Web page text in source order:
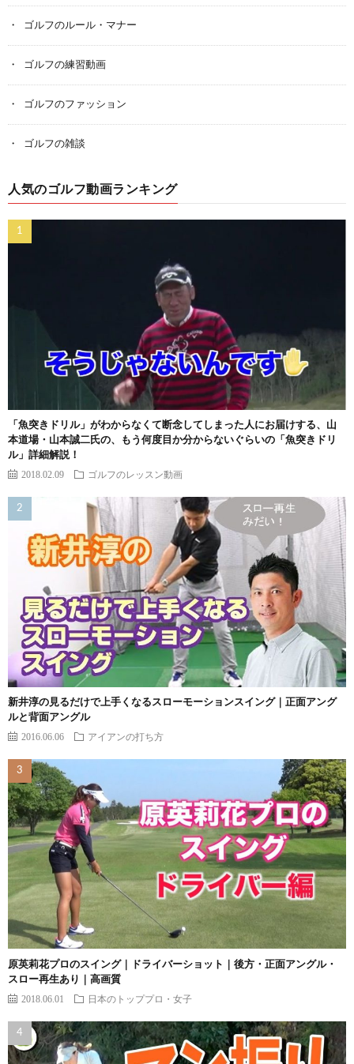
ゴルフのルール・マナー
ゴルフの練習動画
ゴルフのファッション
ゴルフの雑談
人気のゴルフ動画ランキング
「魚突きドリル」がわからなくて断念してしまった人にお届けする、山
本道場・山本誠二氏の、もう何度目か分からないぐらいの「魚突きドリ
ル」詳細解説！
2018.02.09 ゴルフのレッスン動画
新井淳の見るだけで上手くなるスローモーションスイング｜正面アング
ルと背面アングル
2016.06.06 アイアンの打ち方
原英莉花プロのスイング｜ドライバーショット｜後方・正面アングル・
スロー再生あり｜高画質
2018.06.01 日本のトッププロ・女子